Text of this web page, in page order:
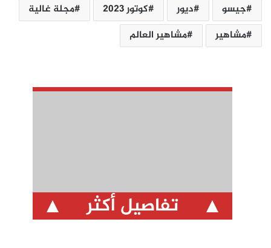
جيسو
ديور كوتور 2023
مجلة غالية
مشاهير
مشاهير العالم
تفاصيل أكثر